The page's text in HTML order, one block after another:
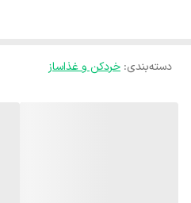
دسته‌بندی: خردکن و غذاساز